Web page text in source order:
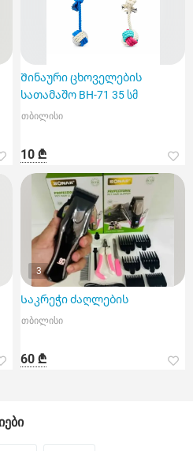
Შინაური ცხოველების
სათამაშო BH-71 35 სმ
თბილისი
10 ₾
3
Საკრეჭი ძაღლების
თბილისი
60 ₾